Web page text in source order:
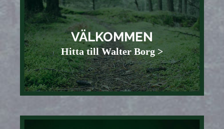
VÄLKOMMEN
Hitta till Walter Borg >